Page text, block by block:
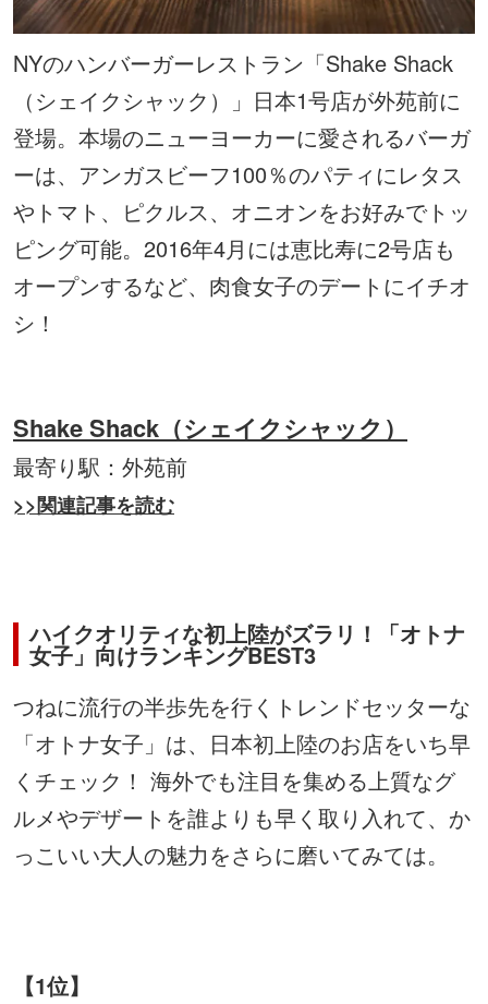
NYのハンバーガーレストラン「Shake Shack
（シェイクシャック）」日本1号店が外苑前に
登場。本場のニューヨーカーに愛されるバーガ
ーは、アンガスビーフ100％のパティにレタス
やトマト、ピクルス、オニオンをお好みでトッ
ピング可能。2016年4月には恵比寿に2号店も
オープンするなど、肉食女子のデートにイチオ
シ！
Shake Shack（シェイクシャック）
最寄り駅：外苑前
>>関連記事を読む
ハイクオリティな初上陸がズラリ！「オトナ
女子」向けランキングBEST3
つねに流行の半歩先を行くトレンドセッターな
「オトナ女子」は、日本初上陸のお店をいち早
くチェック！ 海外でも注目を集める上質なグ
ルメやデザートを誰よりも早く取り入れて、か
っこいい大人の魅力をさらに磨いてみては。
【1位】